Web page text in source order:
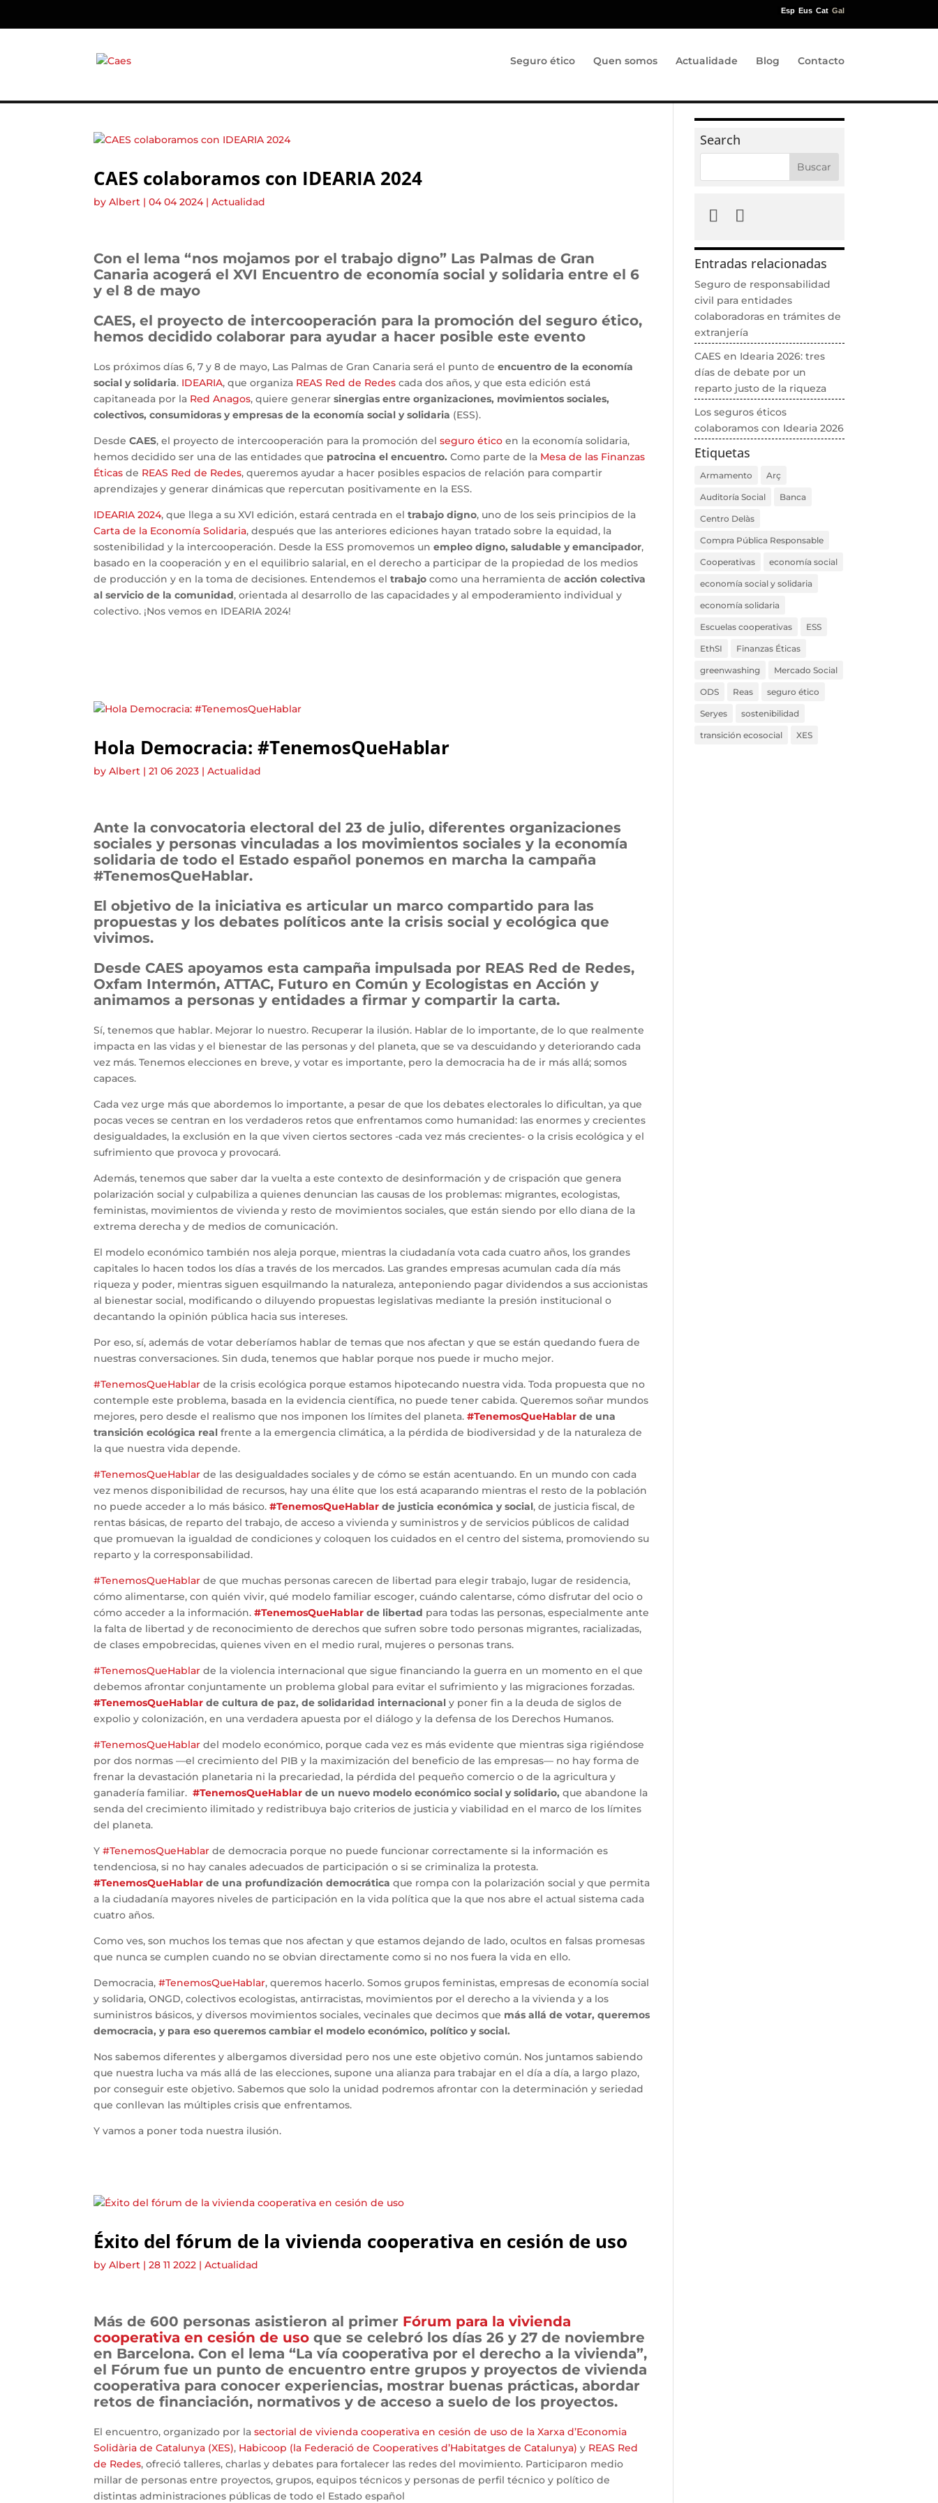
Esp Eus Cat Gal
Seguro ético Quen somos Actualidade Blog Contacto
CAES colaboramos con IDEARIA 2024
byAlbert |04 04 2024|Actualidad
Con el lema “nos mojamos por el trabajo digno” Las Palmas de Gran
Canaria acogerá el XVI Encuentro de economía social y solidaria entre el 6
y el 8 de mayo
CAES, el proyecto de intercooperación para la promoción del seguro ético,
hemos decidido colaborar para ayudar a hacer posible este evento
Los próximos días 6, 7 y 8 de mayo, Las Palmas de Gran Canaria será el punto deencuentro de la economía
social y solidaria. IDEARIA, que organiza REAS Red de Redes cada dos años, y que esta edición está
capitaneada por la Red Anagos, quiere generarsinergias entre organizaciones, movimientos sociales,
colectivos, consumidoras y empresas de la economía social y solidaria (ESS).
DesdeCAES, el proyecto de intercooperación para la promoción delseguro ético en la economía solidaria,
hemos decidido ser una de las entidades que patrocina el encuentro. Como parte de la Mesa de las Finanzas
Éticas de REAS Red de Redes, queremos ayudar a hacer posibles espacios de relación para compartir
aprendizajes y generar dinámicas que repercutan positivamente en la ESS.
IDEARIA 2024, que llega a su XVI edición, estará centrada en eltrabajo digno, uno de los seis principios de la
Carta de la Economía Solidaria, después que las anteriores ediciones hayan tratado sobre la equidad, la
sostenibilidad y la intercooperación. Desde la ESS promovemos unempleo digno, saludable y emancipador,
basado en la cooperación y en el equilibrio salarial, en el derecho a participar de la propiedad de los medios
de producción y en la toma de decisiones. Entendemos eltrabajocomo una herramienta de acción colectiva
al servicio de la comunidad, orientada al desarrollo de las capacidades y al empoderamiento individual y
colectivo. ¡Nos vemos en IDEARIA 2024!
Hola Democracia: #TenemosQueHablar
byAlbert |21 06 2023 |Actualidad
Ante la convocatoria electoral del 23 de julio, diferentes organizaciones
sociales y personas vinculadas a los movimientos sociales y la economía
solidaria de todo el Estado español ponemos en marcha la campaña
#TenemosQueHablar.
El objetivo de la iniciativa es articular un marco compartido para las
propuestas y los debates políticos ante la crisis social y ecológica que
vivimos.
Desde CAES apoyamos esta campaña impulsada por REAS Red de Redes,
Oxfam Intermón, ATTAC, Futuro en Común y Ecologistas en Acción y
animamos a personas y entidades a firmar y compartir la carta.
Sí, tenemos que hablar. Mejorar lo nuestro. Recuperar la ilusión. Hablar de lo importante, de lo que realmente
impacta en las vidas y el bienestar de las personas y del planeta, que se va descuidando y deteriorando cada
vez más. Tenemos elecciones en breve, y votar es importante, pero la democracia ha de ir más allá; somos
capaces.
Cada vez urge más que abordemos lo importante, a pesar de que los debates electorales lo dificultan, ya que
pocas veces se centran en los verdaderos retos que enfrentamos como humanidad: las enormes y crecientes
desigualdades, la exclusión en la que viven ciertos sectores -cada vez más crecientes- o la crisis ecológica y el
sufrimiento que provoca y provocará.
Además, tenemos que saber dar la vuelta a este contexto de desinformación y de crispación que genera
polarización social y culpabiliza a quienes denuncian las causas de los problemas: migrantes, ecologistas,
feministas, movimientos de vivienda y resto de movimientos sociales, que están siendo por ello diana de la
extrema derecha y de medios de comunicación.
El modelo económico también nos aleja porque, mientras la ciudadanía vota cada cuatro años, los grandes
capitales lo hacen todos los días a través de los mercados. Las grandes empresas acumulan cada día más
riqueza y poder, mientras siguen esquilmando la naturaleza, anteponiendo pagar dividendos a sus accionistas
al bienestar social, modificando o diluyendo propuestas legislativas mediante la presión institucional o
decantando la opinión pública hacia sus intereses.
Por eso, sí, además de votar deberíamos hablar de temas que nos afectan y que se están quedando fuera de
nuestras conversaciones. Sin duda, tenemos que hablar porque nos puede ir mucho mejor.
#TenemosQueHablar de la crisis ecológica porque estamos hipotecando nuestra vida. Toda propuesta que no
contemple este problema, basada en la evidencia científica, no puede tener cabida. Queremos soñar mundos
mejores, pero desde el realismo que nos imponen los límites del planeta.#TenemosQueHablar de una
transición ecológica realfrente a la emergencia climática, a la pérdida de biodiversidad y de la naturaleza de
la que nuestra vida depende.
#TenemosQueHablar de las desigualdades sociales y de cómo se están acentuando. En un mundo con cada
vez menos disponibilidad de recursos, hay una élite que los está acaparando mientras el resto de la población
no puede acceder a lo más básico.#TenemosQueHablar de justicia económica y social, de justicia fiscal, de
rentas básicas, de reparto del trabajo, de acceso a vivienda y suministros y de servicios públicos de calidad
que promuevan la igualdad de condiciones y coloquen los cuidados en el centro del sistema, promoviendo su
reparto y la corresponsabilidad.
#TenemosQueHablar de que muchas personas carecen de libertad para elegir trabajo, lugar de residencia,
cómo alimentarse, con quién vivir, qué modelo familiar escoger, cuándo calentarse, cómo disfrutar del ocio o
cómo acceder a la información.#TenemosQueHablar de libertad para todas las personas, especialmente ante
la falta de libertad y de reconocimiento de derechos que sufren sobre todo personas migrantes, racializadas,
de clases empobrecidas, quienes viven en el medio rural, mujeres o personas trans.
#TenemosQueHablar de la violencia internacional que sigue financiando la guerra en un momento en el que
debemos afrontar conjuntamente un problema global para evitar el sufrimiento y las migraciones forzadas.
#TenemosQueHablar de cultura de paz, de solidaridad internacionaly poner fin a la deuda de siglos de
expolio y colonización, en una verdadera apuesta por el diálogo y la defensa de los Derechos Humanos.
#TenemosQueHablar del modelo económico, porque cada vez es más evidente que mientras siga rigiéndose
por dos normas —el crecimiento del PIB y la maximización del beneficio de las empresas— no hay forma de
frenar la devastación planetaria ni la precariedad, la pérdida del pequeño comercio o de la agricultura y
ganadería familiar.#TenemosQueHablar de un nuevo modelo económico social y solidario,que abandone la
senda del crecimiento ilimitado y redistribuya bajo criterios de justicia y viabilidad en el marco de los límites
del planeta.
Y#TenemosQueHablar de democracia porque no puede funcionar correctamente si la información es
tendenciosa, si no hay canales adecuados de participación o si se criminaliza la protesta.
#TenemosQueHablar de una profundización democrática que rompa con la polarización social y que permita
a la ciudadanía mayores niveles de participación en la vida política que la que nos abre el actual sistema cada
cuatro años.
Como ves, son muchos los temas que nos afectan y que estamos dejando de lado, ocultos en falsas promesas
que nunca se cumplen cuando no se obvian directamente como si no nos fuera la vida en ello.
Democracia,#TenemosQueHablar, queremos hacerlo. Somos grupos feministas, empresas de economía social
y solidaria, ONGD, colectivos ecologistas, antirracistas, movimientos por el derecho a la vivienda y a los
suministros básicos, y diversos movimientos sociales, vecinales que decimos que más allá de votar, queremos
democracia, y para eso queremos cambiar el modelo económico, político y social.
Nos sabemos diferentes y albergamos diversidad pero nos une este objetivo común. Nos juntamos sabiendo
que nuestra lucha va más allá de las elecciones, supone una alianza para trabajar en el día a día, a largo plazo,
por conseguir este objetivo. Sabemos que solo la unidad podremos afrontar con la determinación y seriedad
que conllevan las múltiples crisis que enfrentamos.
Y vamos a poner toda nuestra ilusión.
Éxito del fórum de la vivienda cooperativa en cesión de uso
byAlbert |28 11 2022 |Actualidad
Más de 600 personas asistieron al primer Fórum para la vivienda
cooperativa en cesión de uso que se celebró los días 26 y 27 de noviembre
en Barcelona. Con el lema “La vía cooperativa por el derecho a la vivienda”,
el Fórum fue un punto de encuentro entre grupos y proyectos de vivienda
cooperativa para conocer experiencias, mostrar buenas prácticas, abordar
retos de financiación, normativos y de acceso a suelo de los proyectos.
El encuentro, organizado por lasectorial de vivienda cooperativa en cesión de uso de la Xarxa d’Economia
Solidària de Catalunya (XES), Habicoop (la Federació de Cooperatives d’Habitatges de Catalunya) y REAS Red
de Redes, ofreció talleres, charlas y debates para fortalecer las redes del movimiento. Participaron medio
millar de personas entre proyectos, grupos, equipos técnicos y personas de perfil técnico y político de
distintas administraciones públicas de todo el Estado español
Search
Entradas relacionadas
Seguro de responsabilidad
civil para entidades
colaboradoras en trámites de
extranjería
CAES en Idearia 2026: tres
días de debate por un
reparto justo de la riqueza
Los seguros éticos
colaboramos con Idearia 2026
Etiquetas
Armamento Arç
Auditoría Social Banca
Centro Delàs
Compra Pública Responsable
Cooperativas economía social
economía social y solidaria
economía solidaria
Escuelas cooperativas ESS
EthSI Finanzas Éticas
greenwashing Mercado Social
ODS Reas seguro ético
Seryes sostenibilidad
transición ecosocial XES